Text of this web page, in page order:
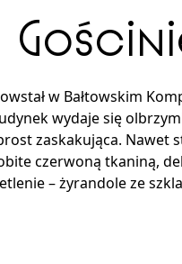
w Bałtowskim
wydaje się
zaskakująca. Nawet
czerwoną tkaniną,
– żyrandole ze